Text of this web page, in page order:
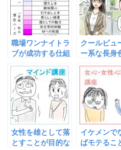
ぜ！
職場ワンナイトラ
ブが成功する仕組
～潜在ニーズを満
たす
クールビュ
ー系な長身
へのアプロ
ポート
女性を雄として落
とすことが目的な
イケメンで
ばモテるこ